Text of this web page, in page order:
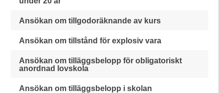
Ansökan om tillgodoräknande av kurs
Ansökan om tillstånd för explosiv vara
Ansökan om tilläggsbelopp för obligatoriskt
anordnad lovskola
Ansökan om tilläggsbelopp i skolan